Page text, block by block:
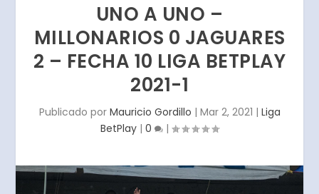
UNO A UNO –
MILLONARIOS 0 JAGUARES
2 – FECHA 10 LIGA BETPLAY
2021-1
Publicado por Mauricio Gordillo | Mar 2, 2021 | Liga
BetPlay | 0 |